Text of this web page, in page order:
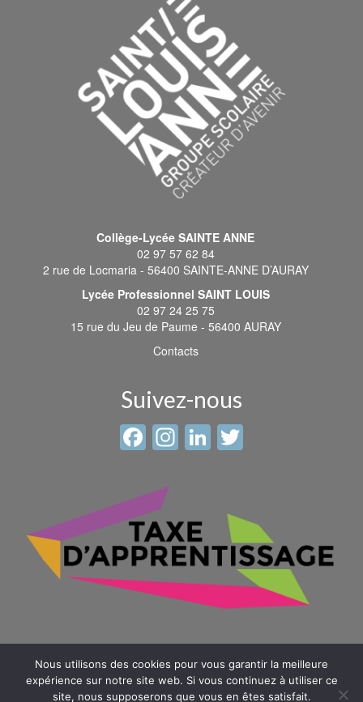
Collège-Lycée SAINTE ANNE
02 97 57 62 84
2 rue de Locmaria - 56400 SAINTE-ANNE D’AURAY
Lycée Professionnel SAINT LOUIS
02 97 24 25 75
15 rue du Jeu de Paume - 56400 AURAY
Contacts
Suivez-nous
Facebook
Instagram
LinkedIn
© 2026 Sainte Anne - Saint Louis -Mentions légales-Plan du
Nous utilisons des cookies pour vous garantir la meilleure
expérience sur notre site web. Si vous continuez à utiliser ce
site, nous supposerons que vous en êtes satisfait.